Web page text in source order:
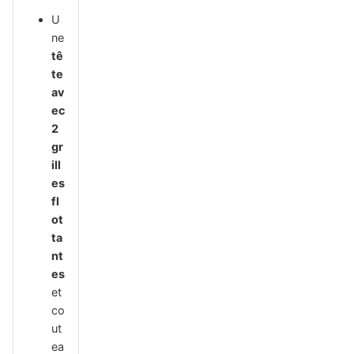
U
ne
tê
te
av
ec
2
gr
ill
es
fl
ot
ta
nt
es
et
co
ut
ea